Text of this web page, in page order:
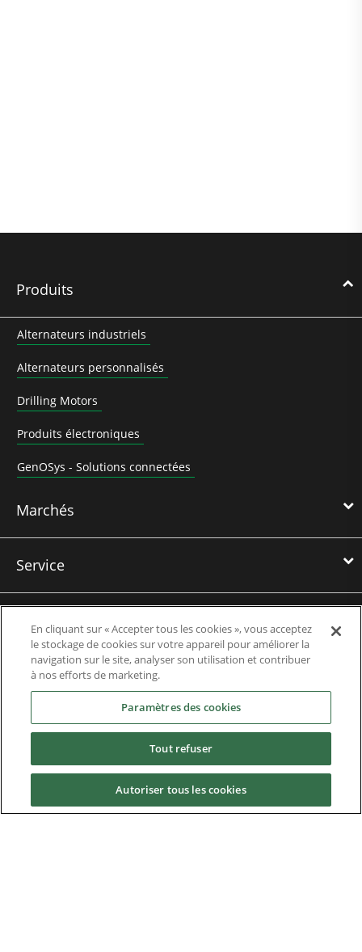
Produits
Alternateurs industriels
Alternateurs personnalisés
Drilling Motors
Produits électroniques
GenOSys - Solutions connectées
Marchés
Service
Références
Actualités
Téléchargements
En cliquant sur « Accepter tous les cookies », vous acceptez
le stockage de cookies sur votre appareil pour améliorer la
navigation sur le site, analyser son utilisation et contribuer
à nos efforts de marketing.
Paramètres des cookies
Tout refuser
Autoriser tous les cookies